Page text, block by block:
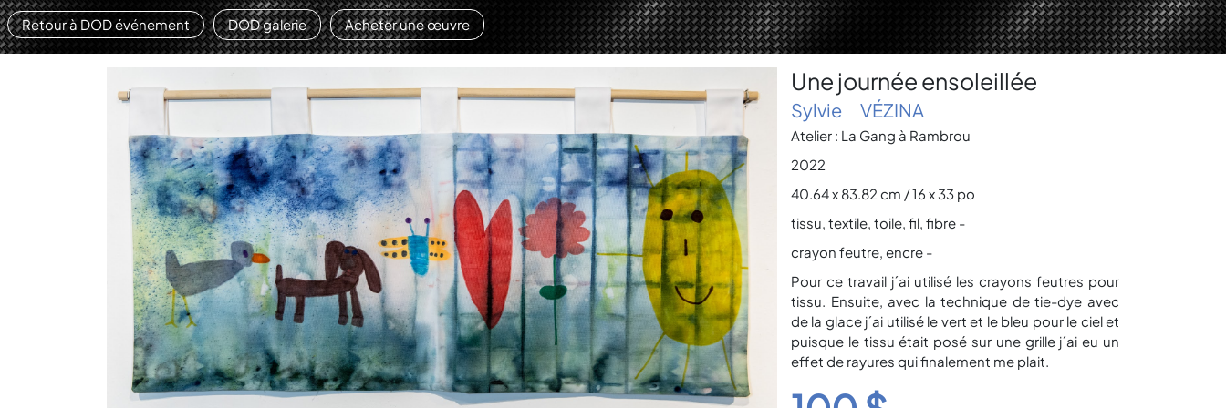
Retour à DOD événement DOD galerie Acheter une œuvre
Une journée ensoleillée
Sylvie VÉZINA
Atelier : La Gang à Rambrou
2022
40.64 x 83.82 cm / 16 x 33 po
tissu, textile, toile, fil, fibre -
crayon feutre, encre -
Pour ce travail j´ai utilisé les crayons feutres pour
tissu. Ensuite, avec la technique de tie-dye avec
de la glace j´ai utilisé le vert et le bleu pour le ciel et
puisque le tissu était posé sur une grille j´ai eu un
effet de rayures qui finalement me plait.